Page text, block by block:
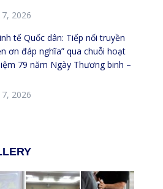
2026
tế Quốc dân: Tiếp nối truyền
ơn đáp nghĩa” qua chuỗi hoạt
79 năm Ngày Thương binh –
2026